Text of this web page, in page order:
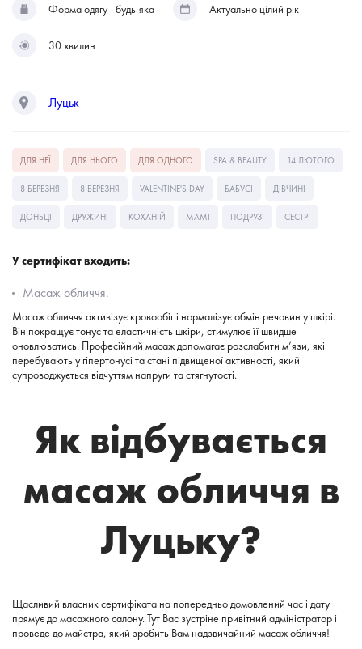
Форма одягу - будь-яка Актуально цілий рік
30 хвилин
Луцьк
ДЛЯ НЕЇ ДЛЯ НЬОГО ДЛЯ ОДНОГО SPA & BEAUTY 14 ЛЮТОГО
8 БЕРЕЗНЯ 8 БЕРЕЗНЯ VALENTINE'S DAY БАБУСІ ДІВЧИНІ
ДОНЬЦІ ДРУЖИНІ КОХАНІЙ МАМІ ПОДРУЗІ СЕСТРІ
У сертифікат входить:
Масаж обличчя.
Масаж обличчя активізує кровообіг і нормалізує обмін речовин у шкірі.
Він покращує тонус та еластичність шкіри, стимулює її швидше
оновлюватись. Професійний масаж допомагає розслабити м’язи, які
перебувають у гіпертонусі та стані підвищеної активності, який
супроводжується відчуттям напруги та стягнутості.
Як відбувається
масаж обличчя в
Луцьку?
Щасливий власник сертифіката на попередньо домовлений час і дату
прямує до масажного салону. Тут Вас зустріне привітний адміністратор і
проведе до майстра, який зробить Вам надзвичайний масаж обличчя!